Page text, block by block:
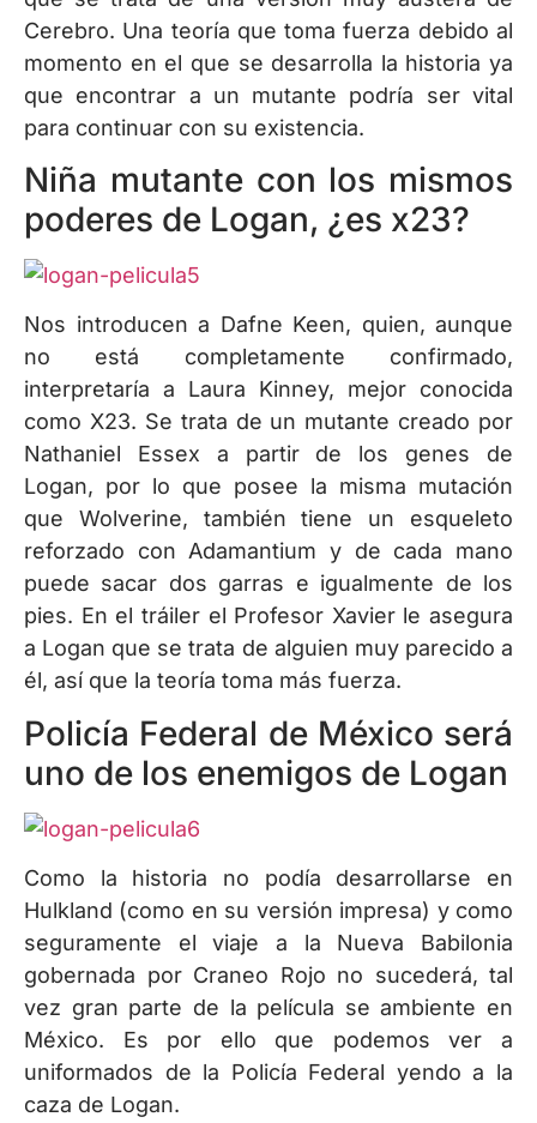
Cerebro. Una teoría que toma fuerza debido al
momento en el que se desarrolla la historia ya
que encontrar a un mutante podría ser vital
para continuar con su existencia.
Niña mutante con los mismos
poderes de Logan, ¿es x23?
Nos introducen a Dafne Keen, quien, aunque
no está completamente confirmado,
interpretaría a Laura Kinney, mejor conocida
como X23. Se trata de un mutante creado por
Nathaniel Essex a partir de los genes de
Logan, por lo que posee la misma mutación
que Wolverine, también tiene un esqueleto
reforzado con Adamantium y de cada mano
puede sacar dos garras e igualmente de los
pies. En el tráiler el Profesor Xavier le asegura
a Logan que se trata de alguien muy parecido a
él, así que la teoría toma más fuerza.
Policía Federal de México será
uno de los enemigos de Logan
Como la historia no podía desarrollarse en
Hulkland (como en su versión impresa) y como
seguramente el viaje a la Nueva Babilonia
gobernada por Craneo Rojo no sucederá, tal
vez gran parte de la película se ambiente en
México. Es por ello que podemos ver a
uniformados de la Policía Federal yendo a la
caza de Logan.